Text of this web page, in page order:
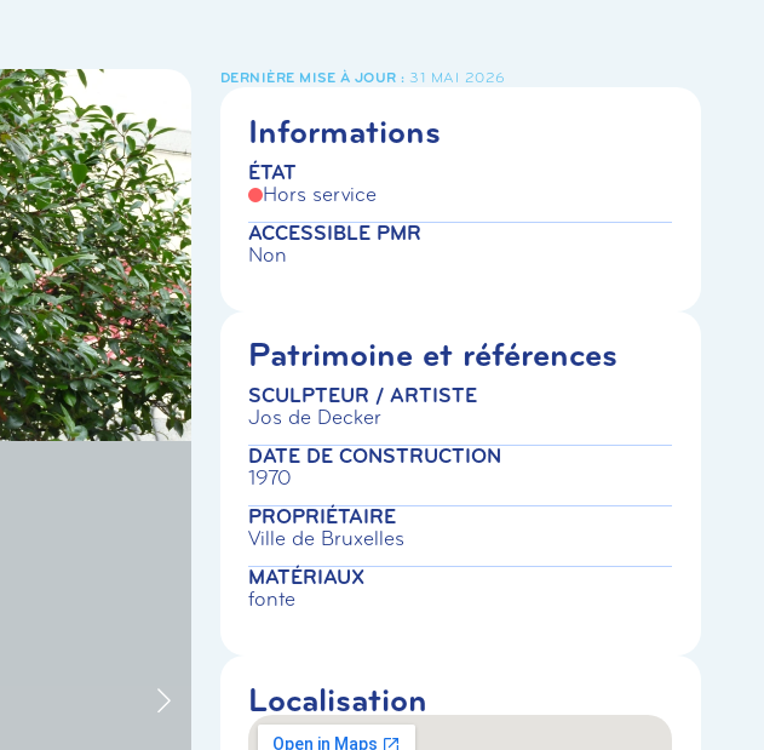
31 MAI 2026
Informations
ÉTAT
Hors service
ACCESSIBLE PMR
Non
Patrimoine et références
SCULPTEUR / ARTISTE
Jos de Decker
DATE DE CONSTRUCTION
1970
PROPRIÉTAIRE
Ville de Bruxelles
MATÉRIAUX
fonte
Localisation